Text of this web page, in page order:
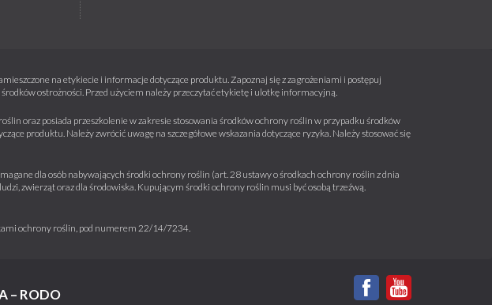
na etykiecie i informacje dotyczące produktu. Zapoznaj się z zagrożeniami i postępuj
ostrożności. Przed użyciem należy przeczytać etykietę i ulotkę informacyjną.
oraz posiada przeszkolenie w zakresie stosowania środków ochrony roślin w przypadku środków
produktu. Należy zwrócić uwagę na szczegółowe wskazania dotyczące ryzyka. Należy stosować się
dla osób nabywających środki ochrony roślin (art. 28 ustawy o środkach ochrony roślin z dnia
zwierząt oraz dla środowiska. Kupującym środki ochrony roślin musi być osobą trzeźwą.
ochrony roślin, pod numerem 22/14/7234.
– RODO